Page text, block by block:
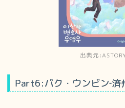
出典元
Part6:パク・ウンビン‐済